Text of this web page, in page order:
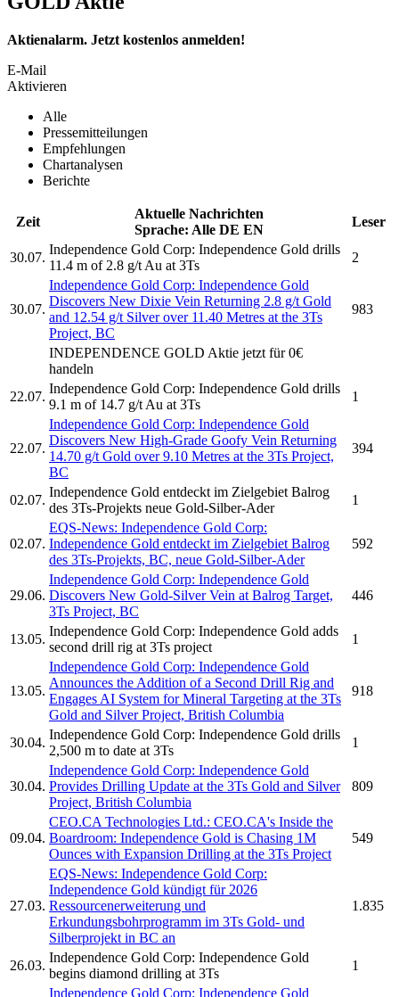
Aktienalarm. Jetzt kostenlos anmelden!
E-Mail
Aktivieren
Alle
Pressemitteilungen
Empfehlungen
Chartanalysen
Berichte
Zeit
Aktuelle Nachrichten
Sprache: Alle DE EN
Leser
30.07.
Independence Gold Corp: Independence Gold drills
11.4 m of 2.8 g/t Au at 3Ts
2
30.07.
Independence Gold Corp: Independence Gold
Discovers New Dixie Vein Returning 2.8 g/t Gold
and 12.54 g/t Silver over 11.40 Metres at the 3Ts
Project, BC
983
INDEPENDENCE GOLD Aktie jetzt für 0€
handeln
22.07.
Independence Gold Corp: Independence Gold drills
9.1 m of 14.7 g/t Au at 3Ts
1
22.07.
Independence Gold Corp: Independence Gold
Discovers New High-Grade Goofy Vein Returning
14.70 g/t Gold over 9.10 Metres at the 3Ts Project,
BC
394
02.07.
Independence Gold entdeckt im Zielgebiet Balrog
des 3Ts-Projekts neue Gold-Silber-Ader
1
02.07.
EQS-News: Independence Gold Corp:
Independence Gold entdeckt im Zielgebiet Balrog
des 3Ts-Projekts, BC, neue Gold-Silber-Ader
592
29.06.
Independence Gold Corp: Independence Gold
Discovers New Gold-Silver Vein at Balrog Target,
3Ts Project, BC
446
13.05.
Independence Gold Corp: Independence Gold adds
second drill rig at 3Ts project
1
13.05.
Independence Gold Corp: Independence Gold
Announces the Addition of a Second Drill Rig and
Engages AI System for Mineral Targeting at the 3Ts
Gold and Silver Project, British Columbia
918
30.04.
Independence Gold Corp: Independence Gold drills
2,500 m to date at 3Ts
1
30.04.
Independence Gold Corp: Independence Gold
Provides Drilling Update at the 3Ts Gold and Silver
Project, British Columbia
809
09.04.
CEO.CA Technologies Ltd.: CEO.CA's Inside the
Boardroom: Independence Gold is Chasing 1M
Ounces with Expansion Drilling at the 3Ts Project
549
27.03.
EQS-News: Independence Gold Corp:
Independence Gold kündigt für 2026
Ressourcenerweiterung und
Erkundungsbohrprogramm im 3Ts Gold- und
Silberprojekt in BC an
1.835
26.03.
Independence Gold Corp: Independence Gold
begins diamond drilling at 3Ts
1
Independence Gold Corp: Independence Gold